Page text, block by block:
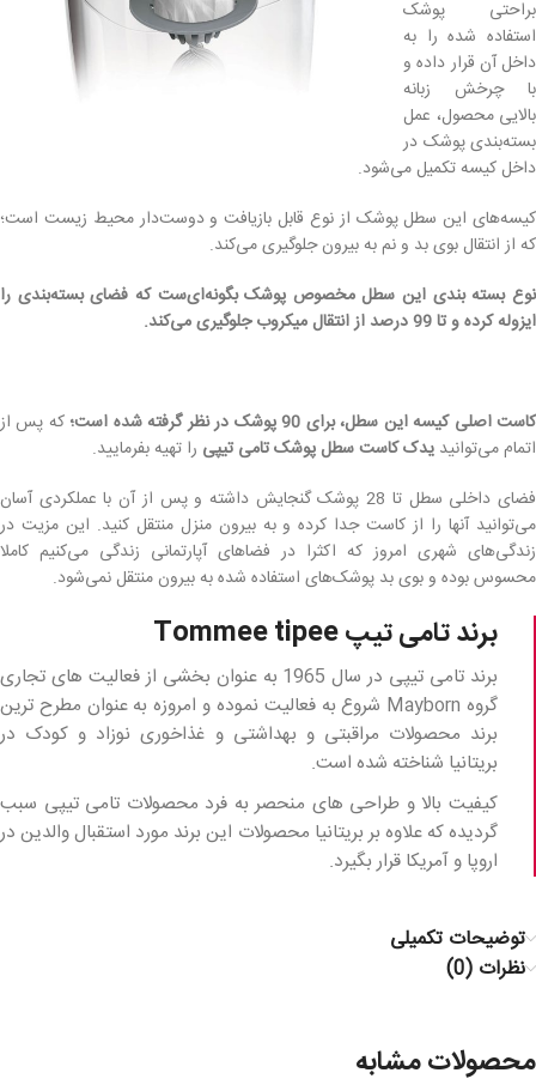
براحتی پوشک
استفاده شده را به
داخل آن قرار داده و
با چرخش زبانه
بالایی محصول، عمل
بسته‌بندی پوشک در
داخل کیسه تکمیل می‌شود.
کیسه‌های این سطل پوشک از نوع قابل بازیافت و دوست‌دار محیط زیست است؛
که از انتقال بوی بد و نم به بیرون جلوگیری می‌کند.
نوع بسته بندی این سطل مخصوص پوشک بگونه‌ای‌ست که فضای بسته‌بندی را
ایزوله کرده و تا 99 درصد از انتقال میکروب جلوگیری می‌کند.
کاست اصلی کیسه این سطل، برای 90 پوشک در نظر گرفته شده است؛
که پس از
اتمام می‌توانید یدک کاست سطل پوشک تامی تیپی را تهیه بفرمایید.
فضای داخلی سطل تا 28 پوشک گنجایش داشته و پس از آن با عملکردی آسان
می‌توانید آنها را از کاست جدا کرده و به بیرون منزل منتقل کنید. این مزیت در
زندگی‌های شهری امروز که اکثرا در فضاهای آپارتمانی زندگی می‌کنیم کاملا
محسوس بوده و بوی بد پوشک‌های استفاده شده به بیرون منتقل نمی‌شود.
برند تامی تیپTommee tipee
برند تامی تیپی در سال 1965 به عنوان بخشی از فعالیت های تجاری
گروه Mayborn شروع به فعالیت نموده و امروزه به عنوان مطرح ترین
برند محصولات مراقبتی و بهداشتی و غذاخوری نوزاد و کودک در
بریتانیا شناخته شده است.
کیفیت بالا و طراحی های منحصر به فرد محصولات تامی تیپی سبب
گردیده که علاوه بر بریتانیا محصولات این برند مورد استقبال والدین در
اروپا و آمریکا قرار بگیرد.
توضیحات تکمیلی
نظرات (0)
محصولات مشابه